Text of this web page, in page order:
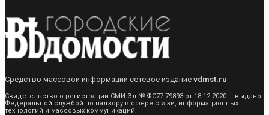
Средство массовой информации сетевое издание vdmst.ru
Свидетельство о регистрации СМИ Эл № ФС77-79893 от 18.12.2020 г. выдано
Федеральной службой по надзору в сфере связи, информационных
технологий и массовых коммуникаций.